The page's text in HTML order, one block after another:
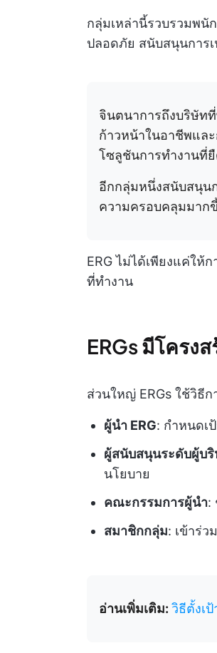
กลุ่มเหล่านี้รวบรวมพนั
ปลอดภัย สนับสนุนการ
จินตนาการถึงบริษัท
ก้าวหน้าในอาชีพแล
โซลูชันการทำงานที่
อีกกลุ่มหนึ่งสนับสนุน
ความครอบคลุมมาก
ERG ไม่ได้เพียงแค่ใ
ที่ทำงาน
ERGs มีโครง
ส่วนใหญ่ ERGs ใช้วิธี
ผู้นำ ERG: กำหนดเ
ผู้สนับสนุนระดับผู้บริ
นโยบาย
คณะกรรมการผู้นำ:
สมาชิกกลุ่ม: เข้าร่ว
อ่านเพิ่มเติม: วิธีตั้งเ